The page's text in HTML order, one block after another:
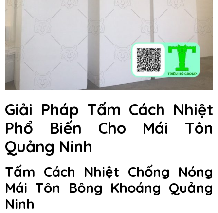
Giải Pháp Tấm Cách Nhiệt
Phổ Biến Cho Mái Tôn
Quảng Ninh
Tấm Cách Nhiệt Chống Nóng
Mái Tôn Bông Khoáng Quảng
Ninh